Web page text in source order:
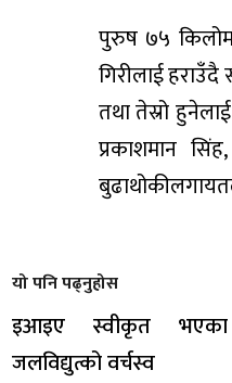
पुरुष ७५
गिरीलाई
तथा तेस्रो
प्रकाशमान
यो पनि पढ्नुहोस
इआइए स्वीकृत भएका
जलविद्युत्को वर्चस्व